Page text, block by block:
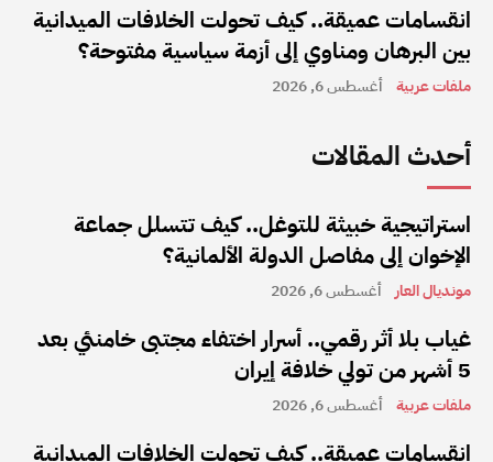
انقسامات عميقة.. كيف تحولت الخلافات الميدانية
بين البرهان ومناوي إلى أزمة سياسية مفتوحة؟
ملفات عربية أغسطس 6, 2026
أحدث المقالات
استراتيجية خبيثة للتوغل.. كيف تتسلل جماعة
الإخوان إلى مفاصل الدولة الألمانية؟
مونديال العار أغسطس 6, 2026
غياب بلا أثر رقمي.. أسرار اختفاء مجتبى خامنئي بعد
5 أشهر من تولي خلافة إيران
ملفات عربية أغسطس 6, 2026
انقسامات عميقة.. كيف تحولت الخلافات الميدانية